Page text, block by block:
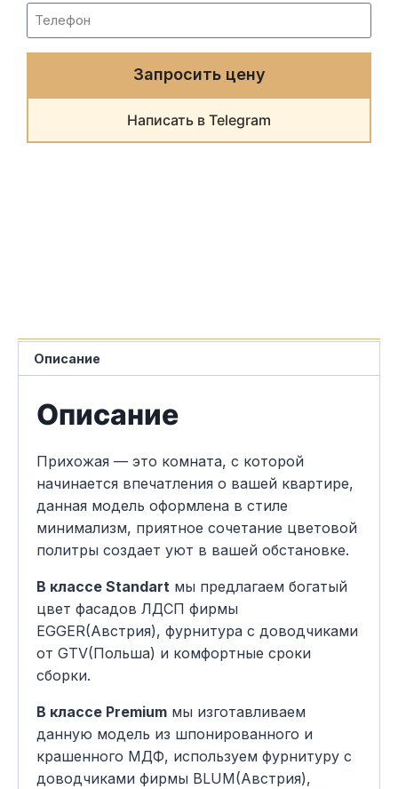
Запросить цену
Написать в Telegram
Описание
Описание
Прихожая — это комната, с которой
начинается впечатления о вашей квартире,
данная модель оформлена в стиле
минимализм, приятное сочетание цветовой
политры создает уют в вашей обстановке.
В классе Standart мы предлагаем богатый
цвет фасадов ЛДСП фирмы
EGGER(Австрия), фурнитура с доводчиками
от GTV(Польша) и комфортные сроки
сборки.
В классе Premium мы изготавливаем
данную модель из шпонированного и
крашенного МДФ, используем фурнитуру с
доводчиками фирмы BLUM(Австрия),